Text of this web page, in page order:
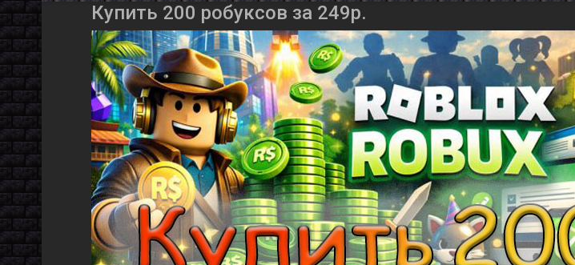
Купить 200 робуксов за 249р.